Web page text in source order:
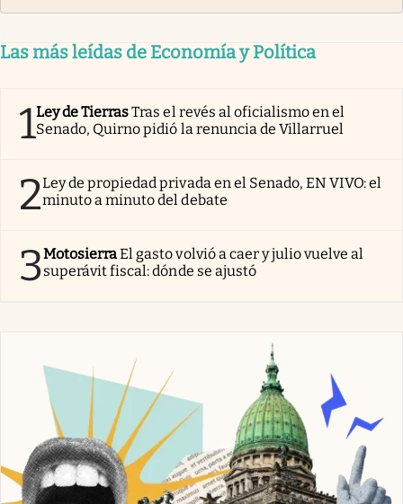
Las más leídas de Economía y Política
1Ley de TierrasTras el revés al oficialismo en el
Senado, Quirno pidió la renuncia de Villarruel
2Ley de propiedad privada en el Senado, EN VIVO: el
minuto a minuto del debate
3MotosierraEl gasto volvió a caer y julio vuelve al
superávit fiscal: dónde se ajustó